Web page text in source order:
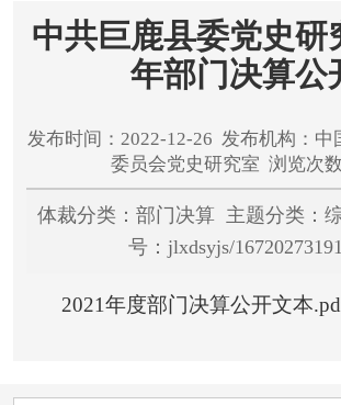
中共巨鹿县委党史研
年部门决算公
发布时间：2022-12-26 发布机构：中
委员会党史研究室 浏览次
体裁分类：部门决算 主题分类：
号：jlxdsyjs/
2021年度部门决算公开文本